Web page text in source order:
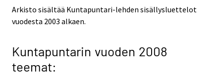
Arkisto sisältää Kuntapuntari-lehden sisällysluettelot
vuodesta 2003 alkaen.
Kuntapuntarin vuoden 2008
teemat: